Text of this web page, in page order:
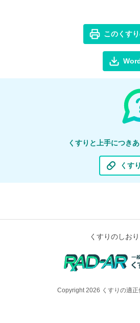
このくす
くすりと上手につき
くす
くすりのしお
Copyright 2026 くすりの適